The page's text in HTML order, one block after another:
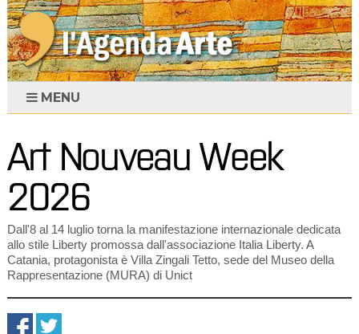
MENU
Art Nouveau Week
2026
Dall'8 al 14 luglio torna la manifestazione internazionale dedicata
allo stile Liberty promossa dall'associazione Italia Liberty. A
Catania, protagonista è Villa Zingali Tetto, sede del Museo della
Rappresentazione (MURA) di Unict